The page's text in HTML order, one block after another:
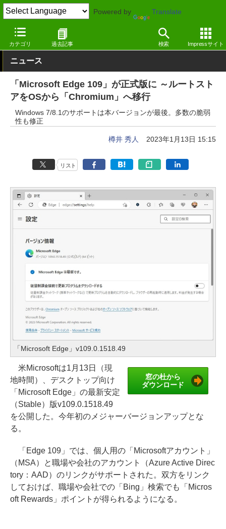
Powered by Translate
カテゴリ 過去記事 検索 Impressサイト
窓の杜 インターネット Windows
ニュース
「Microsoft Edge 109」が正式版に ～ルートスト
アをOSから「Chromium」へ移行
Windows 7/8.1のサポートは本バージョンが最後。多数の脆弱
性も修正
樽井 秀人 2023年1月13日 15:15
リスト
「Microsoft Edge」v109.0.1518.49
窓の杜から
ダウンロード
米Microsoftは1月13日（現
地時間）、デスクトップ向け
「Microsoft Edge」の最新安定
（Stable）版v109.0.1518.49
を公開した。今年初のメジャーバージョンアップとな
る。
「Edge 109」では、個人用の「Microsoftアカウント」
（MSA）と職場や会社のアカウント（Azure Active Direc
tory：AAD）のリンクがサポートされた。双方をリンク
しておけば、職場や会社での「Bing」検索でも「Micros
oft Rewards」ポイントが得られるようになる。